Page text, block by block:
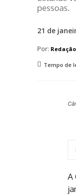
pessoas.
21 de
Por:
Tempo de
A